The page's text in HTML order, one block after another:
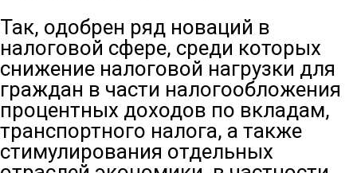
Так, одобрен ряд новаций в
налоговой сфере, среди которых
снижение налоговой нагрузки для
граждан в части налогообложения
процентных доходов по вкладам,
транспортного налога, а также
стимулирования отдельных